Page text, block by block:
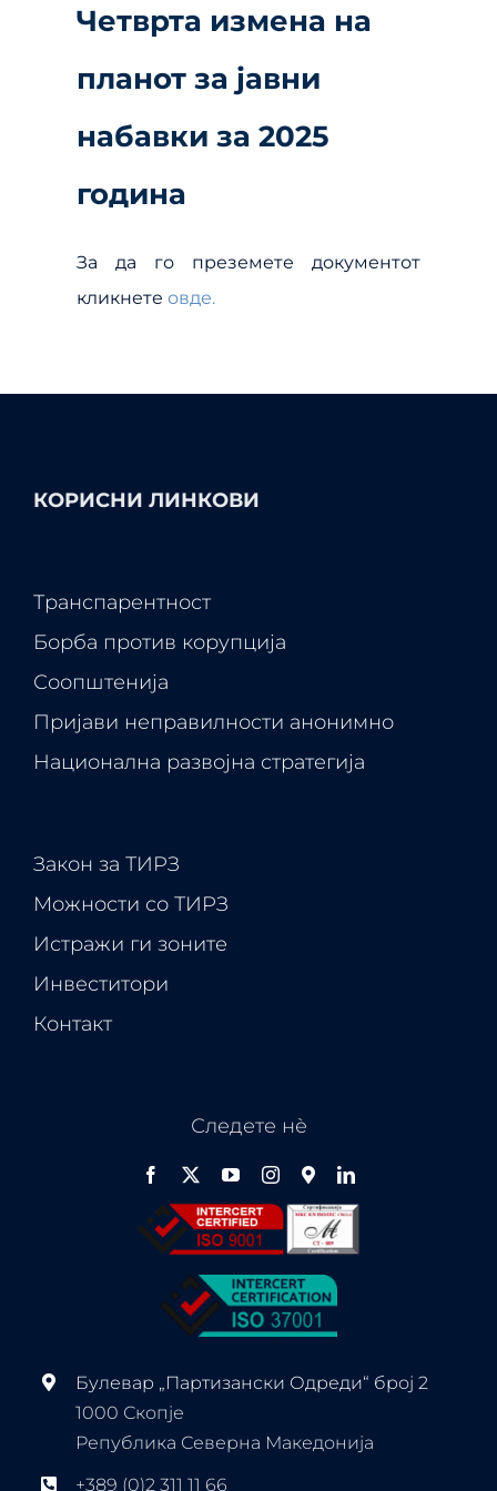
Четврта измена на
планот за јавни
набавки за 2025
година
За да го преземете документот
кликнете овде.
КОРИСНИ ЛИНКОВИ
Транспарентност
Борба против корупција
Соопштенија
Пријави неправилности анонимно
Национална развојна стратегија
Закон за ТИРЗ
Можности со ТИРЗ
Истражи ги зоните
Инвеститори
Контакт
Следете нѐ
Булевар „Партизански Одреди“ број 2
1000 Скопје
Република Северна Македонија
+389 (0)2 311 11 66